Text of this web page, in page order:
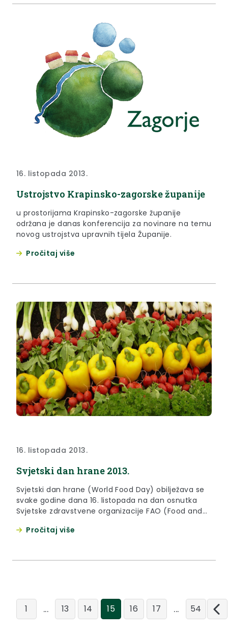
od bolesti uzrokovane izgladnjivanjem. Prema
definiciji UN-a siromašnima se smatraju osobe koje
ne mogu imati načina života, komfora i
dostojanstva, koji se smatraju normalnim u društvu
u kojem žive. Siromaštvo se mjeri stalno
promjenljivim normama određenog društva i
njegovih užih sredina. Na svima nama je da činimo
sve što je u našoj mogućnosti kako bi se problem
siromaštva smanjio.
16. listopada 2013.
Ustrojstvo Krapinsko-zagorske županije
u prostorijama Krapinsko-zagorske županije
održana je danas konferencija za novinare na temu
novog ustrojstva upravnih tijela Županije.
Pročitaj više
16. listopada 2013.
Svjetski dan hrane 2013.
Svjetski dan hrane (World Food Day) obilježava se
svake godine dana 16. listopada na dan osnutka
Svjetske zdravstvene organizacije FAO (Food and
Pročitaj više
1 ... 13 14 15 16 17 ... 54